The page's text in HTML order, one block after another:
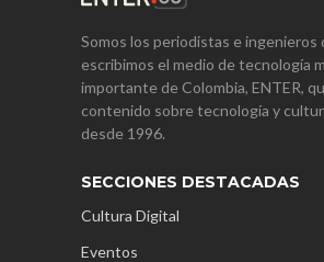
Somos los periodistas e ingenieros
escribimos el medio de tecnología
importante de Colombia, ENTER,
contenido sobre tecnología y
desde 1996.
SECCIONES DESTACADAS
Cultura Digital
Eventos